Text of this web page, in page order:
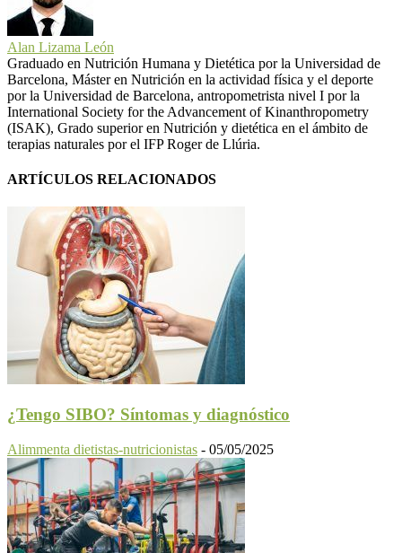
Alan Lizama León
Graduado en Nutrición Humana y Dietética por la Universidad de
Barcelona, Máster en Nutrición en la actividad física y el deporte
por la Universidad de Barcelona, antropometrista nivel I por la
International Society for the Advancement of Kinanthropometry
(ISAK), Grado superior en Nutrición y dietética en el ámbito de
terapias naturales por el IFP Roger de Llúria.
ARTÍCULOS RELACIONADOS
¿Tengo SIBO? Síntomas y diagnóstico
Alimmenta dietistas-nutricionistas - 05/05/2025